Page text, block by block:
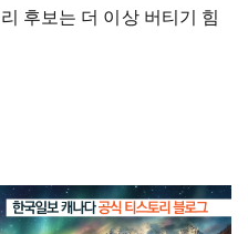
후보는 더 이상 버티기 힘